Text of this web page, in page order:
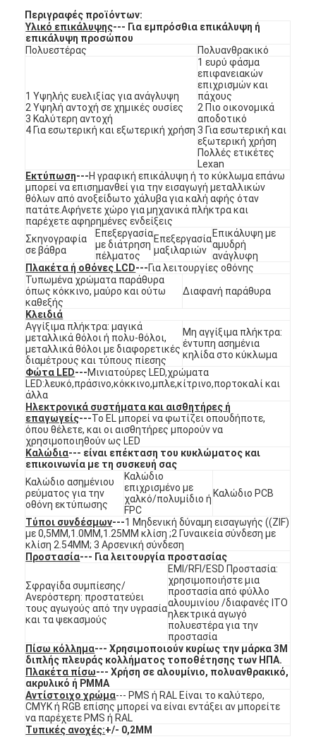
Σπίτι
Βίντεο
Εμφάνιση VR
Επισκεψή εργοστασίου
Έλεγχος ποιότητας
Επικοινωνήστε μαζί μας
Ειδήσεις
Ζητήστε μια προσφορά
Διακόπτης μεμβρανών οδηγήσεων
Αφής διακόπτης μεμβρανών
Διακόπτης μεμβρανών FPC
Αδιάβροχος διακόπτης μεμβρανών
Διακόπτης μεμβράνης ψηφιακής εκτύπωσης
διακόπτης μεμβράνης με φωτισμό από πίσω
Ιατρικός διακόπτης μεμβρανών
Διακόπτης επίπεδης μεμβράνης
Διακόπτης μεμβράνης ESD
Εναλλακτικός διακόπτης μεμβράνης LCD
Χωρητικός διακόπτης μεμβρανών
Περιγραφές προϊόντων:
Υλικό επικάλυψης--- Για εμπρόσθια επικάλυψη ή
επικάλυψη προσώπου
Πολυεστέρας
Πολυανθρακικό
1 Υψηλής ευελιξίας για ανάγλυψη
2 Υψηλή αντοχή σε χημικές ουσίες
3 Καλύτερη αντοχή
4 Για εσωτερική και εξωτερική χρήση
1 ευρύ φάσμα
επιφανειακών
επιχρισμών και
πάχους
2 Πιο οικονομικά
αποδοτικό
3 Για εσωτερική και
εξωτερική χρήση
Πολλές ετικέτες
Lexan
Εκτύπωση---Η γραφική επικάλυψη ή το κύκλωμα επάνω
μπορεί να επισημανθεί για την εισαγωγή μεταλλικών
θόλων από ανοξείδωτο χάλυβα για καλή αφής όταν
πατάτε.Αφήνετε χώρο για μηχανικά πλήκτρα και
παρέχετε αφηρημένες ενδείξεις
Σκηνογραφία
σε βάθρα
Επεξεργασία
με διάτρηση
πέλματος
Επεξεργασία
μαξιλαριών
Επικάλυψη με
αμυδρή
ανάγλυφη
Πλακέτα ή οθόνες LCD---Για λειτουργίες οθόνης
Τυπωμένα χρώματα παράθυρα
όπως κόκκινο, μαύρο και ούτω
καθεξής
Διαφανή παράθυρα
Κλειδιά
Αγγίξιμα πλήκτρα: μαγικά
μεταλλικά θόλοι ή πολυ-θόλοι,
μεταλλικά θόλοι με διαφορετικές
διαμέτρους και τύπους πίεσης
Μη αγγίξιμα πλήκτρα:
έντυπη ασημένια
κηλίδα στο κύκλωμα
Φώτα LED---Μινιατούρες LED,χρώματα
LED:λευκό,πράσινο,κόκκινο,μπλε,κίτρινο,πορτοκαλί και
άλλα
Ηλεκτρονικά συστήματα και αισθητήρες ή
επαγωγείς---Το EL μπορεί να φωτίζει οπουδήποτε,
όπου θέλετε, και οι αισθητήρες μπορούν να
χρησιμοποιηθούν ως LED
Καλώδια--- είναι επέκταση του κυκλώματος και
επικοινωνία με τη συσκευή σας
Καλώδιο ασημένιου
ρεύματος για την
οθόνη εκτύπωσης
Καλώδιο
επιχρισμένο με
χαλκό/πολυμίδιο ή
FPC
Καλώδιο PCB
Τύποι συνδέσμων---1 Μηδενική δύναμη εισαγωγής ((ZIF)
με 0,5MM,1.0MM,1.25MM κλίση ;2 Γυναικεία σύνδεση με
κλίση 2.54MM; 3 Αρσενική σύνδεση
Προστασία--- Για λειτουργία προστασίας
Σφραγίδα συμπίεσης/
Ανερόστερη: προστατεύει
τους αγωγούς από την υγρασία
και τα ψεκασμούς
EMI/RFI/ESD Προστασία:
χρησιμοποιήστε μια
προστασία από φύλλο
αλουμινίου /διαφανές ITO
ηλεκτρικά αγωγό
πολυεστέρα για την
προστασία
Πίσω κόλλημα--- Χρησιμοποιούν κυρίως την μάρκα 3M
διπλής πλευράς κολλήματος τοποθέτησης των ΗΠΑ.
Πλακέτα πίσω--- Χρήση σε αλουμίνιο, πολυανθρακικό,
ακρυλικό ή PMMA
Αντίστοιχο χρώμα--- PMS ή RAL Είναι το καλύτερο,
CMYK ή RGB επίσης μπορεί να είναι εντάξει αν μπορείτε
να παρέχετε PMS ή RAL
Τυπικές ανοχές:+/- 0,2MM